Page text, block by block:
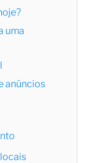
uma
anúncios